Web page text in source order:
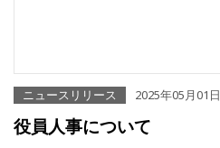
ニュースリリース 2025年05月01日
役員人事について